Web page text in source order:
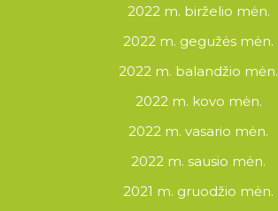
2022 m. birželio mėn.
2022 m. gegužės mėn.
2022 m. balandžio mėn.
2022 m. kovo mėn.
2022 m. vasario mėn.
2022 m. sausio mėn.
2021 m. gruodžio mėn.